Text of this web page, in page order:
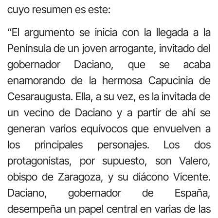
cuyo resumen es este:
“El argumento se inicia con la llegada a la
Península de un joven arrogante, invitado del
gobernador Daciano, que se acaba
enamorando de la hermosa Capucinia de
Cesaraugusta. Ella, a su vez, es la invitada de
un vecino de Daciano y a partir de ahí se
generan varios equívocos que envuelven a
los principales personajes. Los dos
protagonistas, por supuesto, son Valero,
obispo de Zaragoza, y su diácono Vicente.
Daciano, gobernador de España,
desempeña un papel central en varias de las